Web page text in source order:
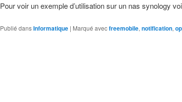
Pour voir un exemple d’utilisation sur un nas synology
Publié dansInformatique | Marqué avecfreemobile, notification,